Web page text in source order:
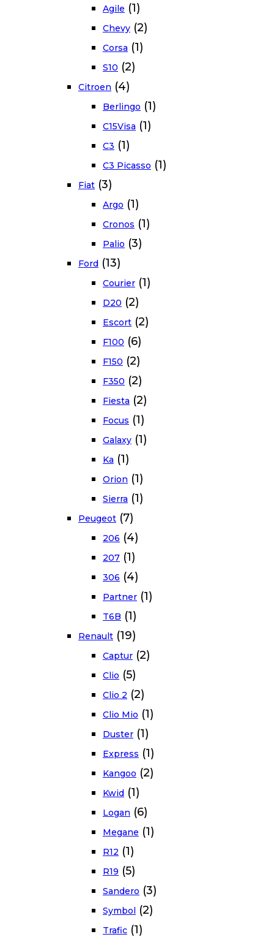
Agile (1)
Chevy (2)
Corsa (1)
S10 (2)
Citroen (4)
Berlingo (1)
C15Visa (1)
C3 (1)
C3 Picasso (1)
Fiat (3)
Argo (1)
Cronos (1)
Palio (3)
Ford (13)
Courier (1)
D20 (2)
Escort (2)
F100 (6)
F150 (2)
F350 (2)
Fiesta (2)
Focus (1)
Galaxy (1)
Ka (1)
Orion (1)
Sierra (1)
Peugeot (7)
206 (4)
207 (1)
306 (4)
Partner (1)
T6B (1)
Renault (19)
Captur (2)
Clio (5)
Clio 2 (2)
Clio Mio (1)
Duster (1)
Express (1)
Kangoo (2)
Kwid (1)
Logan (6)
Megane (1)
R12 (1)
R19 (5)
Sandero (3)
Symbol (2)
Trafic (1)